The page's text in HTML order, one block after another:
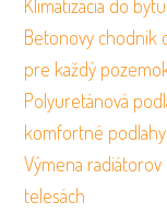
Klimatizácia do
Betonovy chodnik
pre každý
Polyuretánová
komfortné podlahy
Výmena
telesách